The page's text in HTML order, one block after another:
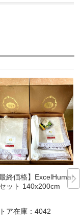
最終価格】ExcelHuman
ット 140x200cm
ア在庫： 4042